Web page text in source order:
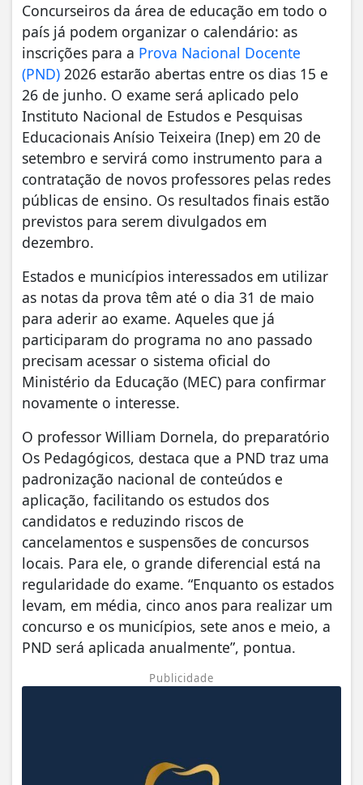
Concurseiros da área de educação em todo o
país já podem organizar o calendário: as
inscrições para a Prova Nacional Docente
(PND) 2026 estarão abertas entre os dias 15 e
26 de junho. O exame será aplicado pelo
Instituto Nacional de Estudos e Pesquisas
Educacionais Anísio Teixeira (Inep) em 20 de
setembro e servirá como instrumento para a
contratação de novos professores pelas redes
públicas de ensino. Os resultados finais estão
previstos para serem divulgados em
dezembro.
Estados e municípios interessados em utilizar
as notas da prova têm até o dia 31 de maio
para aderir ao exame. Aqueles que já
participaram do programa no ano passado
precisam acessar o sistema oficial do
Ministério da Educação (MEC) para confirmar
novamente o interesse.
O professor William Dornela, do preparatório
Os Pedagógicos, destaca que a PND traz uma
padronização nacional de conteúdos e
aplicação, facilitando os estudos dos
candidatos e reduzindo riscos de
cancelamentos e suspensões de concursos
locais. Para ele, o grande diferencial está na
regularidade do exame. “Enquanto os estados
levam, em média, cinco anos para realizar um
concurso e os municípios, sete anos e meio, a
PND será aplicada anualmente”, pontua.
Publicidade